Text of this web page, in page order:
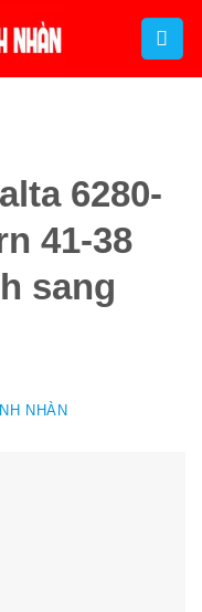
6280-
41-38
sang
NHÀN